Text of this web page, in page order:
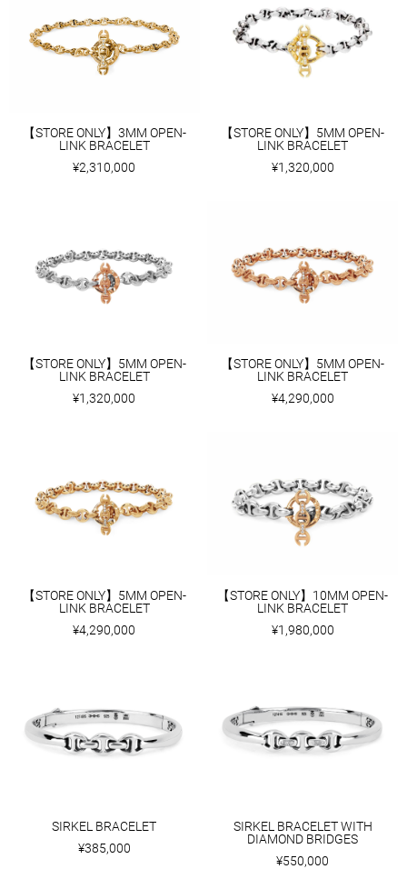
【STORE ONLY】3MM OPEN-
LINK BRACELET
¥2,310,000
【STORE ONLY】5MM OPEN-
LINK BRACELET
¥1,320,000
【STORE ONLY】5MM OPEN-
LINK BRACELET
¥1,320,000
【STORE ONLY】5MM OPEN-
LINK BRACELET
¥4,290,000
【STORE ONLY】5MM OPEN-
LINK BRACELET
¥4,290,000
【STORE ONLY】10MM OPEN-
LINK BRACELET
¥1,980,000
SIRKEL BRACELET
¥385,000
SIRKEL BRACELET WITH
DIAMOND BRIDGES
¥550,000